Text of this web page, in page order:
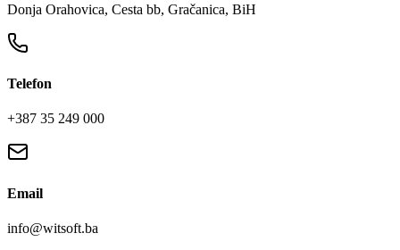
Donja Orahovica, Cesta bb, Gračanica, BiH
Telefon
+387 35 249 000
Email
info@witsoft.ba